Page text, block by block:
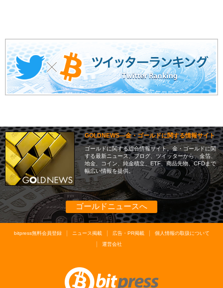
GOLDNEWS―金・ゴールドに関する情報サイト
ゴールドに関する総合情報サイト。金・ゴールドに関
する最新ニュース、ブログ、ツイッターから、金箔、
地金、コイン、純金積立、ETF、商品先物、CFDまで
幅広い情報を提供。
ゴールドニュースへ
bitpress無料会員登録 ニュース掲載 広告・PR掲載
個人情報の取扱について
運営会社